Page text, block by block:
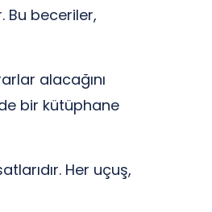
Bu beceriler,
alacağını
bir kütüphane
Her uçuş,